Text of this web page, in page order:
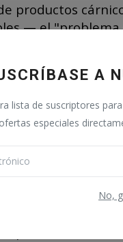
A
lista de suscriptores
especiales
No,
productos
— el
carne a un
consumiera
real y
to Freedom
de salud
al alto